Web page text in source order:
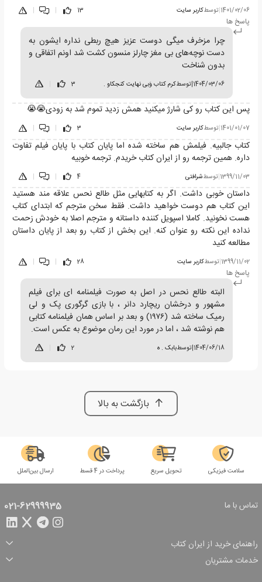
1401/02/06
|توسطکاربر سایت 13
|
|
پاسخ ها
چرا مزخرف میگی دوست عزیز هیچ ربطی نداره ایشون به
دست نوچه‌های بی مغز چارلز منسون کشت شد اونم اتفاقی و
بدون شناخت
1404/03/06
|توسطکرم کتاب وَبی نهایت کنجکاو . 3
پس این کتاب رو کی شارژ میکنید همش زدید تموم شد به زودی😭😭
1401/01/07
|توسطکاربر سایت 3
|
|
کتاب جالبیه. فیلمش هم ساخته شده اما پایان کتاب با پایان فیلم تفاوت
داره. همین ترجمه رو از ایران کتاب خریدم. ترجمه خوبیه
1399/11/03
|توسطشرافتی 4
|
|
داستان خوبی داشت. اگر به کتابهایی مثل طالع نحس علاقه مند هستید
این کتاب هم دوست خواهید داشت. فقط سخن مترجم که ابتدای کتاب
هست نخونید. کاملا اسپویل کننده داستانه و مترجم اصلا به خودش زحمت
نداده این نکته رو عنوان کنه. این بخش از کتاب رو بعد از پایان داستان
مطالعه کنید
1399/11/02
|توسطکاربر سایت 28
|
|
پاسخ ها
البته طالع نحس در اصل به صورت فیلمنامه ای برای فیلم
مشهور و درخشان ریچارد دانر ، با بازی گرگوری پک و لی
رمیک ساخته شد (۱۹۷۶) و بعد بر اساس همان فیلمنامه کتابی
هم نوشته شد ، اما در مورد این رمان موضوع به عکس است.
1404/06/18
|توسطبابک . ه 2
بازگشت به بالا
سلامت فیزیکی تحویل سریع پرداخت در 4 قسط ارسال بین‌الملل
تماس با ما 021-62999935
راهنمای خرید از ایران کتاب
ثبت سفارش
شرایط ارسال سفارش
شیوه پرداخت
تخفیف‌های خرید
خدمات مشتریان